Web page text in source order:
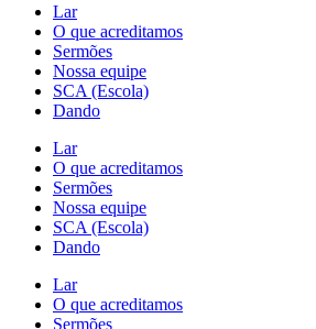
Lar
O que acreditamos
Sermões
Nossa equipe
SCA (Escola)
Dando
Lar
O que acreditamos
Sermões
Nossa equipe
SCA (Escola)
Dando
Lar
O que acreditamos
Sermões